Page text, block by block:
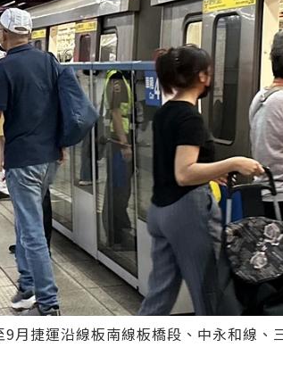
月捷運沿線板南線板橋段、中永和線